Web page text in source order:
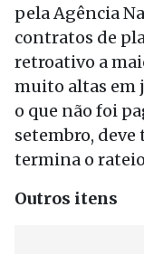
pela Agência
contratos de
retroativo a
muito altas em
o que não foi
setembro, deve
termina o
Outros itens